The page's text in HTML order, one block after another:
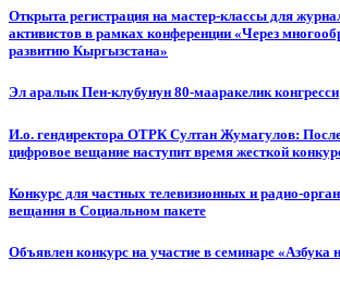
Открыта регистрация на мастер-классы для
активистов в рамках конференции «Через
развитию Кыргызстана»
Эл аралык Пен-клубунун 80-мааракелик конгресси
И.о. гендиректора ОТРК Султан Жумагулов: После
цифровое вещание наступит время жесткой
Конкурс для частных телевизионных и радио-
вещания в Социальном пакете
Объявлен конкурс на участие в семинаре «Азбука